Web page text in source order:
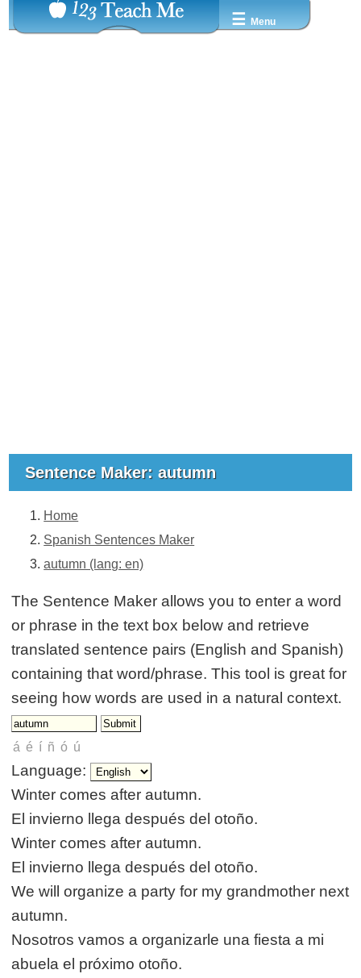
☰ Menu
Sentence Maker: autumn
Home
Spanish Sentences Maker
autumn (lang: en)
The Sentence Maker allows you to enter a word
or phrase in the text box below and retrieve
translated sentence pairs (English and Spanish)
containing that word/phrase. This tool is great for
seeing how words are used in a natural context.
Language:
Winter comes after autumn.
El invierno llega después del otoño.
Winter comes after autumn.
El invierno llega después del otoño.
We will organize a party for my grandmother next
autumn.
Nosotros vamos a organizarle una fiesta a mi
abuela el próximo otoño.